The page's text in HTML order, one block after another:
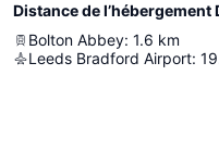
Distance de
Bolton Abbey: 1.6 km
Leeds Bradford Airport: